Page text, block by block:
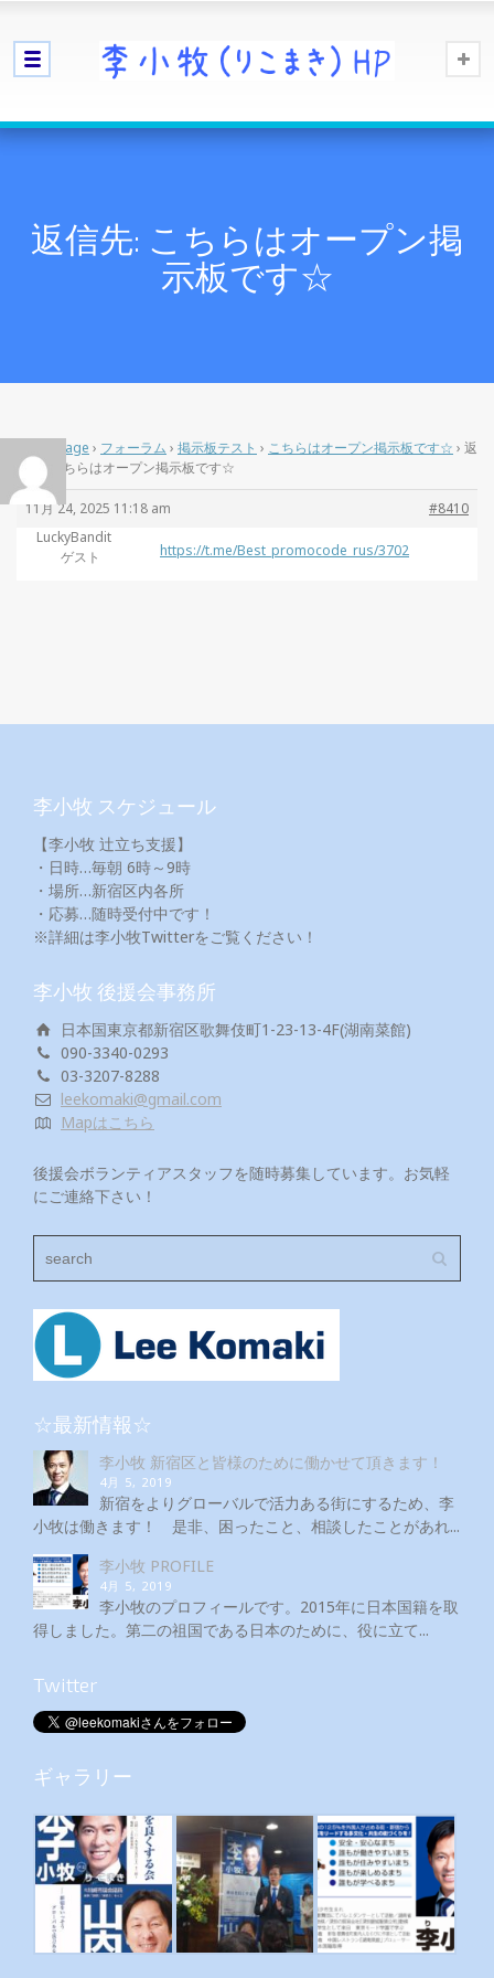
返信先: こちらはオープン掲
示板です☆
Home Page › フォーラム › 掲示板テスト › こちらはオープン掲示板です☆ › 返
信先: こちらはオープン掲示板です☆
11月 24, 2025 11:18 am
#8410
LuckyBandit
ゲスト
https://t.me/Best_promocode_rus/3702
李小牧 スケジュール
【李小牧 辻立ち支援】
・日時…毎朝 6時～9時
・場所…新宿区内各所
・応募…随時受付中です！
※詳細は李小牧Twitterをご覧ください！
李小牧 後援会事務所
日本国東京都新宿区歌舞伎町1-23-13-4F(湖南菜館)
090-3340-0293
03-3207-8288
leekomaki@gmail.com
Mapはこちら
後援会ボランティアスタッフを随時募集しています。お気軽
にご連絡下さい！
☆最新情報☆
李小牧 新宿区と皆様のために働かせて頂きます！
4月 5, 2019
新宿をよりグローバルで活力ある街にするため、李
小牧は働きます！ 是非、困ったこと、相談したことがあれ...
李小牧 PROFILE
4月 5, 2019
李小牧のプロフィールです。2015年に日本国籍を取
得しました。第二の祖国である日本のために、役に立て...
Twitter
ギャラリー